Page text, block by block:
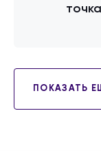
ПОКАЗАТЬ